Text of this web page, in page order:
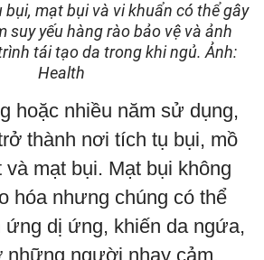
mạt bụi và vi khuẩn có thể gây
suy yếu hàng rào bảo vệ và ảnh
tái tạo da trong khi ngủ. Ảnh:
Health
hoặc nhiều năm sử dụng,
thành nơi tích tụ bụi, mồ
và mạt bụi. Mạt bụi không
hóa nhưng chúng có thể
ứng dị ứng, khiến da ngứa,
những người nhạy cảm.